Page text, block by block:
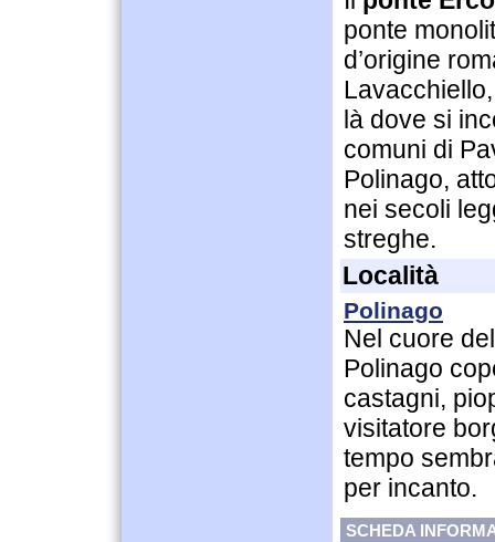
ponte
d’origine
là dove si
comuni di
Polinago,
nei secoli
streghe.
Località
Polinago
Nel cuore
Polinago
castagni,
visitatore
tempo
per incanto.
SCHEDA